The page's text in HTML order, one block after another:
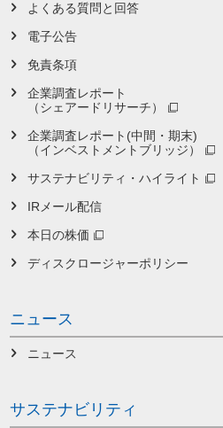
よくある質問と回答
電子公告
免責条項
企業調査レポート
（シェアードリサーチ）
企業調査レポート(中間・期末)
（インベストメントブリッジ）
サステナビリティ・ハイライト
IRメール配信
本日の株価
ディスクロージャーポリシー
ニュース
ニュース
サステナビリティ